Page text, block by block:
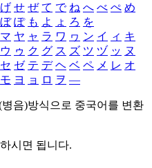
げ せ ぜ て で ね へ べ ぺ め
ぼ ぽ も よ ょ ろ を
マ ヤ ャ ラ ワ ヮ ン イ ィ キ
ウ ゥ ク グ ス ズ ツ ヅ ッ ヌ
セ ゼ テ デ ヘ ベ ペ メ レ オ
モ ヨ ョ ロ ヲ ―
병음)방식으로 중국어를 변환
시면 됩니다.